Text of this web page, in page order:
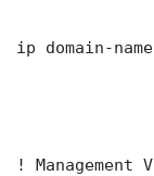
ip domain-
! Management